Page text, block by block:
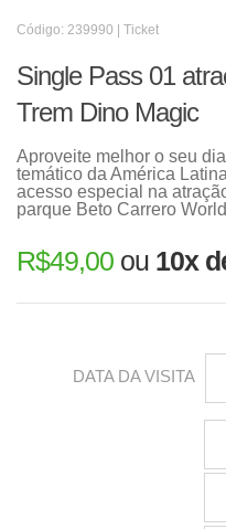
Código: 239990 | Ticket
Single Pass 01
Trem Dino Magic
Aproveite melhor o seu
temático da América
acesso especial na
parque Beto Carrero
R$49,00 ou 10x
DATA DA VISITA